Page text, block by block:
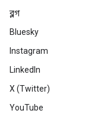
ব্লগ
Bluesky
Instagram
LinkedIn
X (Twitter)
YouTube